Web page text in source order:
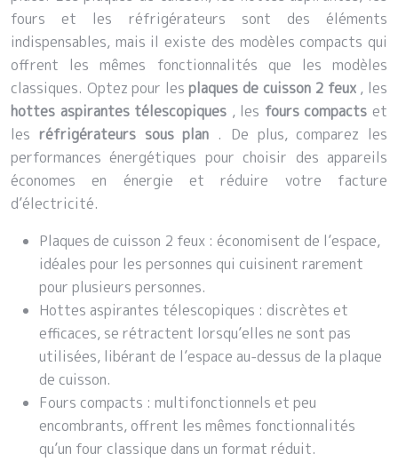
fours et les réfrigérateurs sont des éléments
indispensables, mais il existe des modèles compacts qui
offrent les mêmes fonctionnalités que les modèles
classiques. Optez pour lesplaques de cuisson 2 feux , les
hottes aspirantes télescopiques , les fours compactset
les réfrigérateurs sous plan . De plus, comparez les
performances énergétiques pour choisir des appareils
économes en énergie et réduire votre facture
d’électricité.
Plaques de cuisson 2 feux : économisent de l’espace,
idéales pour les personnes qui cuisinent rarement
pour plusieurs personnes.
Hottes aspirantes télescopiques : discrètes et
efficaces, se rétractent lorsqu’elles ne sont pas
utilisées, libérant de l’espace au-dessus de la plaque
de cuisson.
Fours compacts : multifonctionnels et peu
encombrants, offrent les mêmes fonctionnalités
qu’un four classique dans un format réduit.